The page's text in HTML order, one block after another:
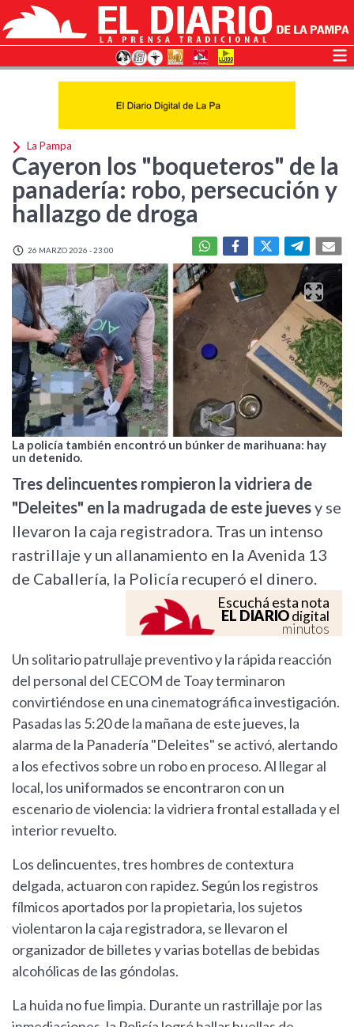
La Pampa
Cayeron los "boqueteros" de la
panadería: robo, persecución y
hallazgo de droga
26 MARZO 2026 - 23:00
La policía también encontró un búnker de marihuana: hay
un detenido.
Tres delincuentes rompieron la vidriera de
"Deleites" en la madrugada de este juevesy se
llevaron la caja registradora. Tras un intenso
rastrillaje y un allanamiento en la Avenida 13
de Caballería, la Policía recuperó el dinero.
Escuchá esta nota
EL DIARIOdigital
minutos
Un solitario patrullaje preventivo y la rápida reacción
del personal del CECOM de Toay terminaron
convirtiéndose en una cinematográfica investigación.
Pasadas las 5:20 de la mañana de este jueves, la
alarma de la Panadería "Deleites" se activó, alertando
a los efectivos sobre un robo en proceso. Al llegar al
local, los uniformados se encontraron con un
escenario de violencia: la vidriera frontal estallada y el
interior revuelto.
Los delincuentes, tres hombres de contextura
delgada, actuaron con rapidez. Según los registros
fílmicos aportados por la propietaria, los sujetos
violentaron la caja registradora, se llevaron el
organizador de billetes y varias botellas de bebidas
alcohólicas de las góndolas.
La huida no fue limpia. Durante un rastrillaje por las